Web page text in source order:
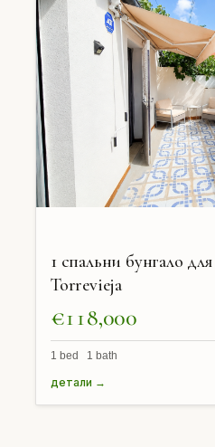
1 спальни бунгало
Torrevieja
€118,000
1 bed 1 bath
детали →